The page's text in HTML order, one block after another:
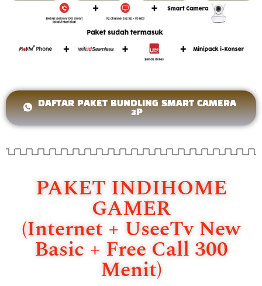
DAFTAR PAKET BUNDLING SMART CAMERA
3P
PAKET INDIHOME
GAMER
(Internet + UseeTv New
Basic + Free Call 300
Menit)